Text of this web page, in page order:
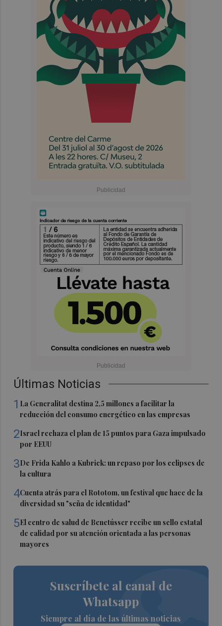
Últimas Noticias
1 La Generalitat destina 2,5 millones a facilitar la
reducción del consumo energético en las empresas
2Israel rechaza el plan de 15 puntos para Gaza impulsado
por EEUU
3De Frida Kahlo a Kubrick: un repaso por los eclipses de
la cultura
4Cuenta atrás para el Rototom, un festival que hace de la
diversidad su "seña de identidad"
5El centro de salud de Benetússer recibe un sello estatal
de calidad por su atención orientada a las personas
mayores
Suscríbete al canal de
Whatsapp
Siempre al día de las últimas noticias